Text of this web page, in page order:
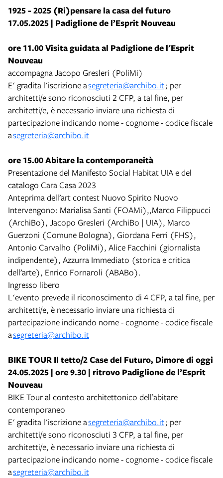
1925 - 2025 (Ri)pensare la casa del futuro
17.05.2025 | Padiglione de l’Esprit Nouveau
ore 11.00 Visita guidata al Padiglione de l'Esprit
Nouveau
accompagna Jacopo Gresleri (PoliMi)
E' gradita l'iscrizione asegreteria@archibo.it; per
architetti/e sono riconosciuti 2 CFP, a tal fine, per
architetti/e, è necessario inviare una richiesta di
partecipazione indicando nome - cognome - codice fiscale
asegreteria@archibo.it
ore 15.00 Abitare la contemporaneità
Presentazione del Manifesto Social Habitat UIA e del
catalogo Cara Casa 2023
Anteprima dell’art contest Nuovo Spirito Nuovo
Intervengono: Marialisa Santi (FOAMi),,Marco Filippucci
(ArchiBo), Jacopo Gresleri (ArchiBo | UIA), Marco
Guerzoni (Comune Bologna), Giordana Ferri (FHS),
Antonio Carvalho (PoliMi), Alice Facchini (giornalista
indipendente), Azzurra Immediato (storica e critica
dell’arte), Enrico Fornaroli (ABABo).
Ingresso libero
L'evento prevede il riconoscimento di 4 CFP, a tal fine, per
architetti/e, è necessario inviare una richiesta di
partecipazione indicando nome - cognome - codice fiscale
asegreteria@archibo.it
BIKE TOUR Il tetto/2 Case del Futuro, Dimore di oggi
24.05.2025 | ore 9.30 | ritrovo Padiglione de l’Esprit
Nouveau
BIKE Tour al contesto architettonico dell’abitare
contemporaneo
E' gradita l'iscrizione asegreteria@archibo.it; per
architetti/e sono riconosciuti 3 CFP, a tal fine, per
architetti/e, è necessario inviare una richiesta di
partecipazione indicando nome - cognome - codice fiscale
asegreteria@archibo.it